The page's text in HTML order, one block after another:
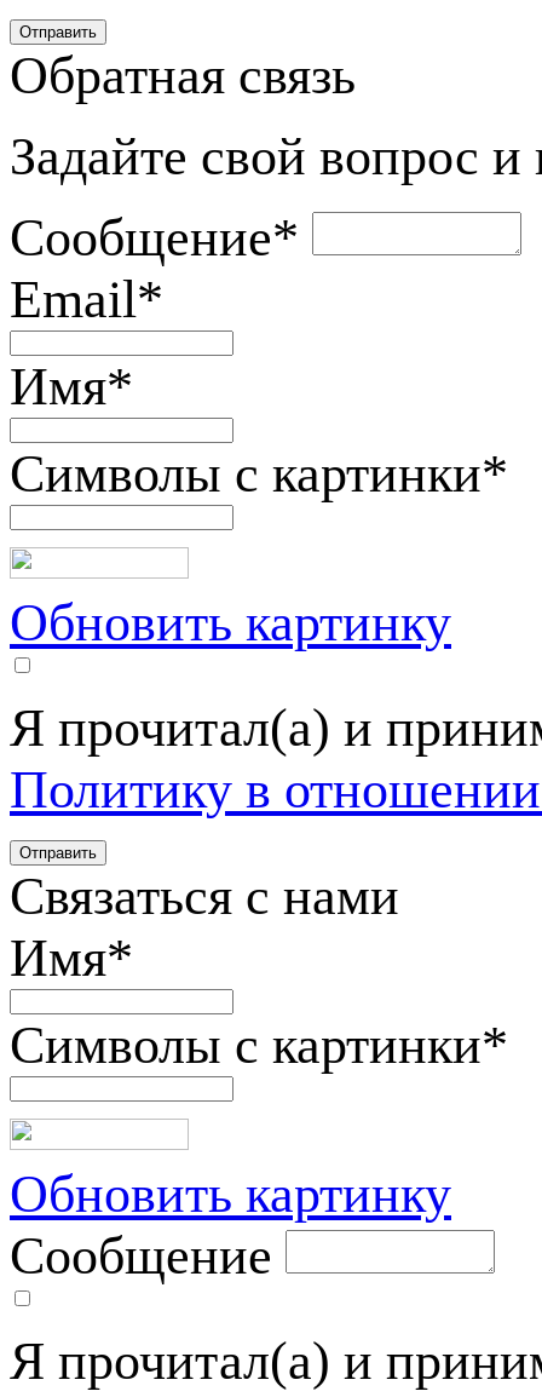
Обратная связь
Задайте свой вопрос
Сообщение*
Email*
Имя*
Символы с картинки*
Обновить картинку
Я прочитал(а) и
Политику в
Связаться с нами
Имя*
Символы с картинки*
Обновить картинку
Сообщение
Я прочитал(а) и